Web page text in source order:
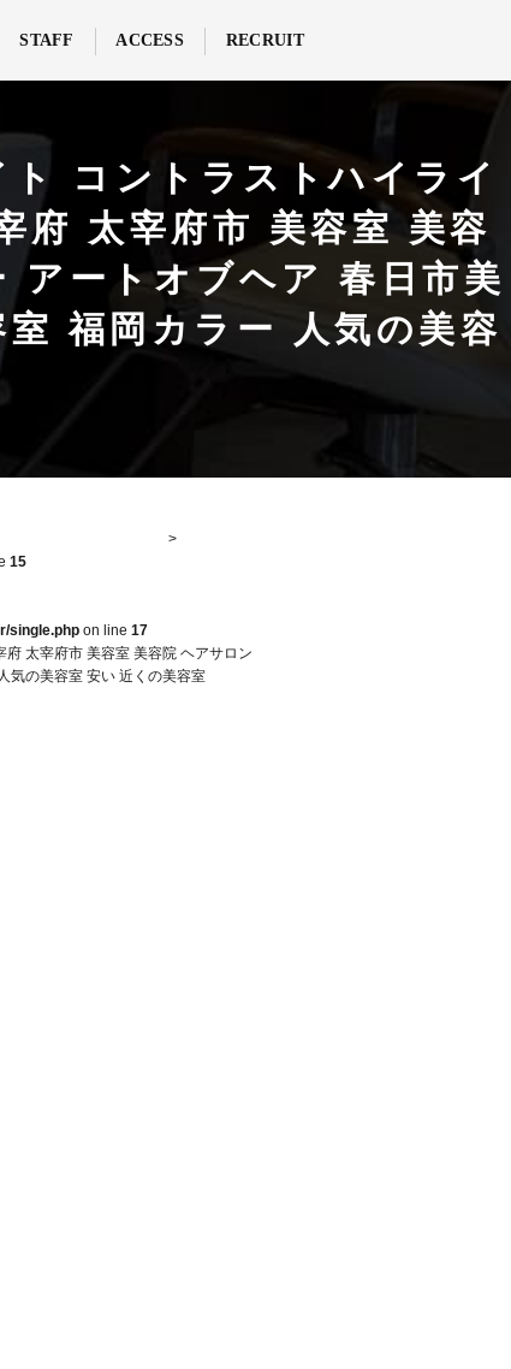
STAFF ACCESS RECRUIT
コントラストハイライ
府 太宰府市 美容室 美容
ートオブヘア 春日市美
福岡カラー 人気の美容
15
single.php on line 17
太宰府市 美容室 美容院 ヘアサロン
気の美容室 安い 近くの美容室